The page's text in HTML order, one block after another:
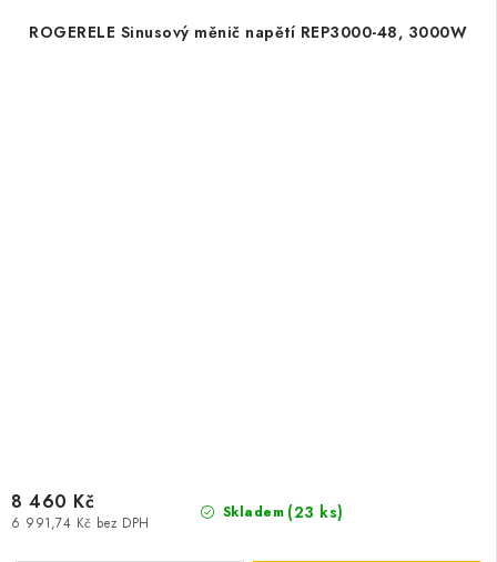
ROGERELE Sinusový měnič napětí REP3000-48, 3000W
Skladem (23 ks)
6 991,74 Kč bez DPH
8 460 Kč